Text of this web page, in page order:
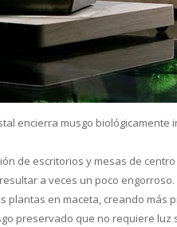
encierra musgo
de escritorios y mesas de
a veces un poco
plantas en maceta, creando más
preservado que no requiere luz